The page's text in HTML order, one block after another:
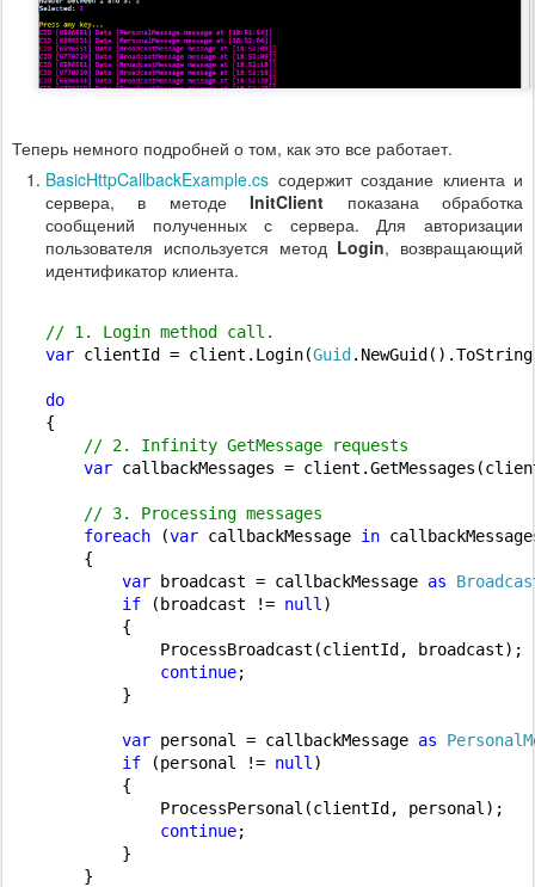
Теперь немного подробней о том, как это все работает.
BasicHttpCallbackExample.cs содержит создание клиента и
сервера, в методеInitClient показана обработка
сообщений полученных с сервера. Для авторизации
пользователя используется метод Login, возвращающий
идентификатор клиента.
// 1. Login method call.
var clientId = client.Login(Guid
do
{
// 2. Infinity GetMessage requests
var callbackMessages =
// 3. Processing messages
foreach (var callbackMessage in
{
var broadcast = callbackMessage as
if (broadcast != null)
{
ProcessBroadcast(clientId, broadcast);
continue;
}
var personal = callbackMessage as
if (personal != null)
{
ProcessPersonal(clientId, personal);
continue;
}
}